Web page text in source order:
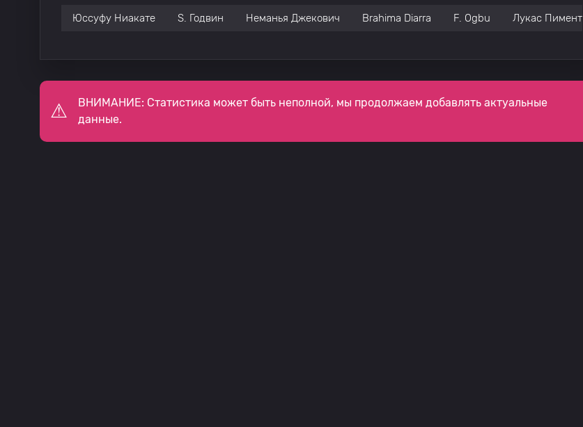
Юссуфу Ниакате S. Годвин Неманья Джекович Brahima Diarra F. Ogbu Лукас Пимента
ВНИМАНИЕ: Статистика может быть неполной, мы продолжаем добавлять актуальные
данные.